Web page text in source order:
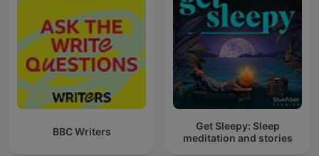
BBC Writers
Get Sleepy: Sleep
meditation and stories